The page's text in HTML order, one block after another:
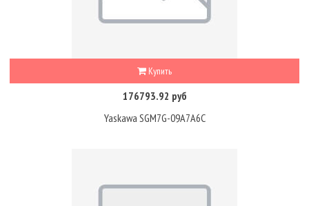
Купить
176793.92 руб
Yaskawa SGM7G-09A7A6C